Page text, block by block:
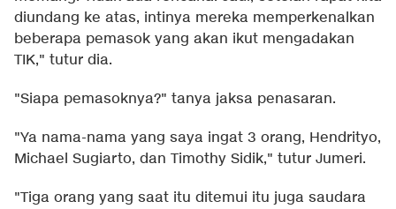
diundang ke atas, intinya mereka memperkenalkan
beberapa pemasok yang akan ikut mengadakan
TIK," tutur dia.
"Siapa pemasoknya?" tanya jaksa penasaran.
"Ya nama-nama yang saya ingat 3 orang, Hendrityo,
Michael Sugiarto, dan Timothy Sidik," tutur Jumeri.
"Tiga orang yang saat itu ditemui itu juga saudara